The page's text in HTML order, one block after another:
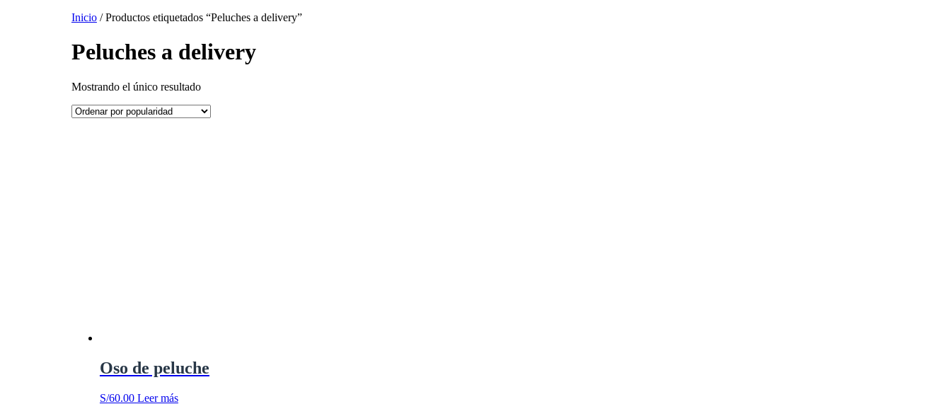
Inicio/ Productos etiquetados “Peluches a delivery”
Peluches a delivery
Mostrando el único resultado
Oso de peluche
S/60.00 Leer más